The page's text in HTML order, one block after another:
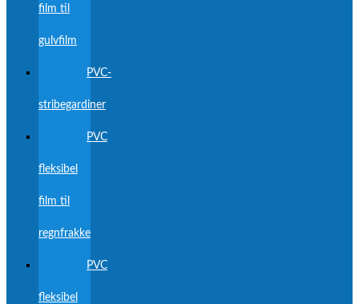
film til
gulvfilm
PVC-
stribegardiner
PVC
fleksibel
film til
regnfrakke
PVC
fleksibel